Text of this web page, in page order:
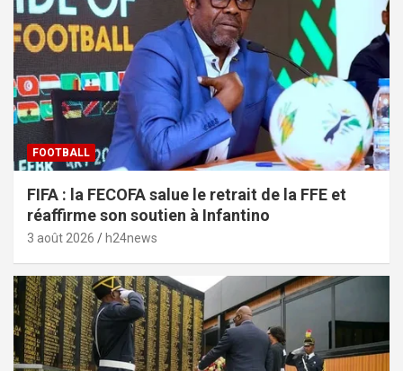
FOOTBALL
FIFA : la FECOFA salue le retrait de la FFE et
réaffirme son soutien à Infantino
3 août 2026 h24news